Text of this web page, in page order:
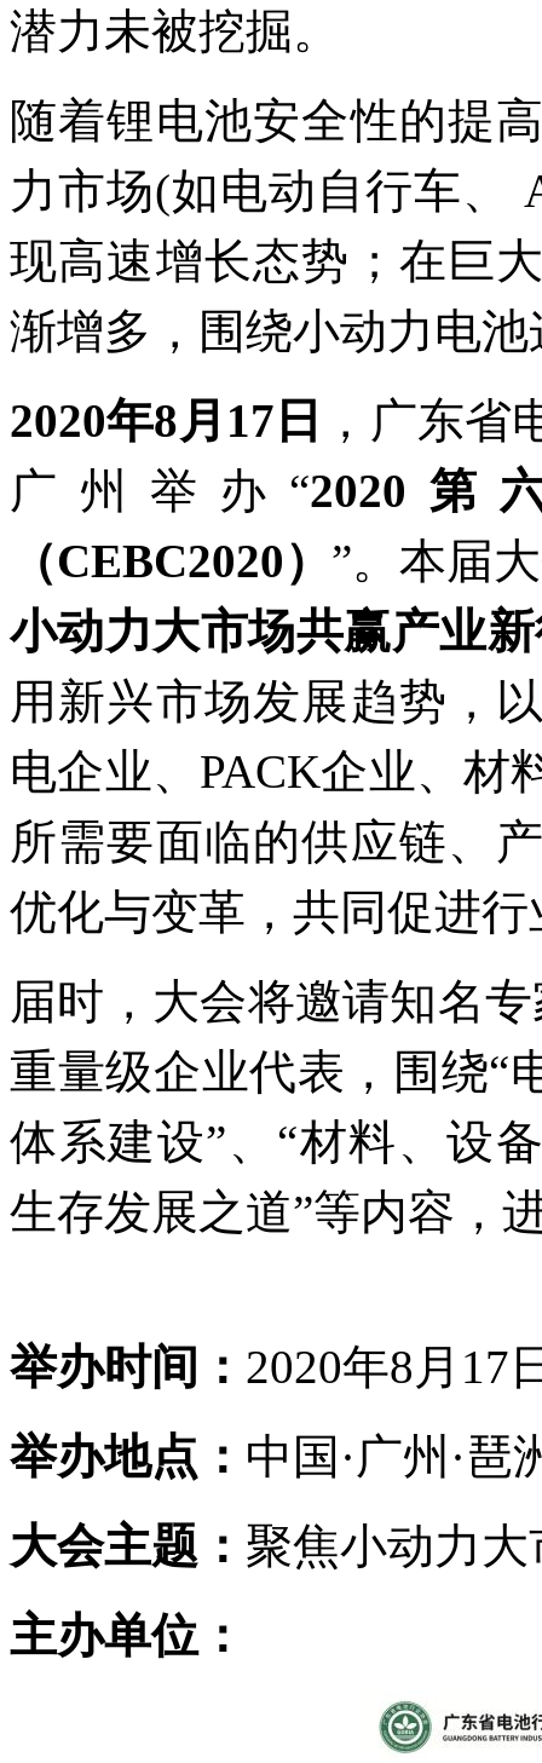
潜力未被挖掘。
随着锂电池安全性的提
力市场(如电动自行车、
现高速增长态势；在巨
渐增多，围绕小动力电
2020年8月17日
，广东省
广州举办“2020第
（CEBC2020） ”。本届
小动力大市场共赢产业
用新兴市场发展趋势，
电企业、PACK企业、材
所需要面临的供应链、
优化与变革，共同促进行
届时，大会将邀请知名
重量级企业代表，围绕“
体系建设”、“材料、设
生存发展之道”等内容，
举办时间： 2020年8月17
举办地点： 中国·广州·琶
大会主题： 聚焦小动力
主办单位：